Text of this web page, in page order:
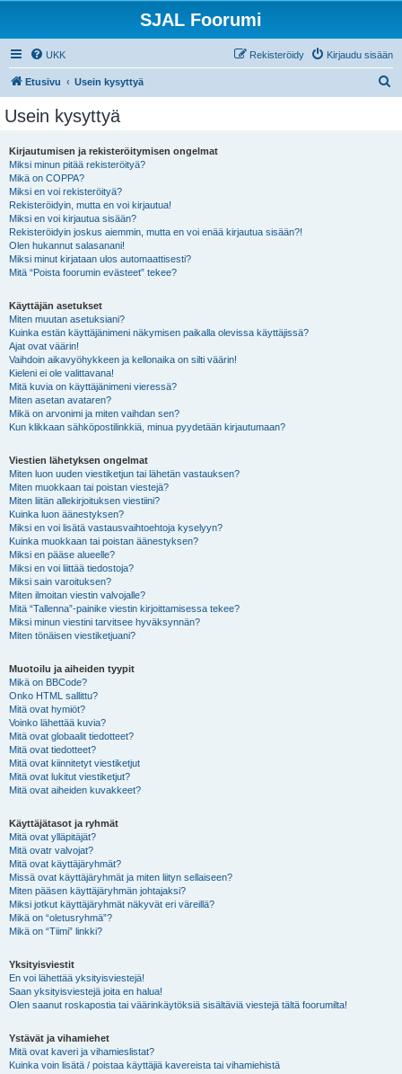
SJAL Foorumi
UKK Kirjaudu sisään
Rekisteröidy
Etusivu Usein kysyttyä
Usein kysyttyä
Kirjautumisen ja rekisteröitymisen ongelmat
Miksi minun pitää rekisteröityä?
Mikä on COPPA?
Miksi en voi rekisteröityä?
Rekisteröidyin, mutta en voi kirjautua!
Miksi en voi kirjautua sisään?
Rekisteröidyin joskus aiemmin, mutta en voi enää kirjautua sisään?!
Olen hukannut salasanani!
Miksi minut kirjataan ulos automaattisesti?
Mitä “Poista foorumin evästeet” tekee?
Käyttäjän asetukset
Miten muutan asetuksiani?
Kuinka estän käyttäjänimeni näkymisen paikalla olevissa käyttäjissä?
Ajat ovat väärin!
Vaihdoin aikavyöhykkeen ja kellonaika on silti väärin!
Kieleni ei ole valittavana!
Mitä kuvia on käyttäjänimeni vieressä?
Miten asetan avataren?
Mikä on arvonimi ja miten vaihdan sen?
Kun klikkaan sähköpostilinkkiä, minua pyydetään kirjautumaan?
Viestien lähetyksen ongelmat
Miten luon uuden viestiketjun tai lähetän vastauksen?
Miten muokkaan tai poistan viestejä?
Miten liitän allekirjoituksen viestiini?
Kuinka luon äänestyksen?
Miksi en voi lisätä vastausvaihtoehtoja kyselyyn?
Kuinka muokkaan tai poistan äänestyksen?
Miksi en pääse alueelle?
Miksi en voi liittää tiedostoja?
Miksi sain varoituksen?
Miten ilmoitan viestin valvojalle?
Mitä “Tallenna”-painike viestin kirjoittamisessa tekee?
Miksi minun viestini tarvitsee hyväksynnän?
Miten tönäisen viestiketjuani?
Muotoilu ja aiheiden tyypit
Mikä on BBCode?
Onko HTML sallittu?
Mitä ovat hymiöt?
Voinko lähettää kuvia?
Mitä ovat globaalit tiedotteet?
Mitä ovat tiedotteet?
Mitä ovat kiinnitetyt viestiketjut
Mitä ovat lukitut viestiketjut?
Mitä ovat aiheiden kuvakkeet?
Käyttäjätasot ja ryhmät
Mitä ovat ylläpitäjät?
Mitä ovatr valvojat?
Mitä ovat käyttäjäryhmät?
Missä ovat käyttäjäryhmät ja miten liityn sellaiseen?
Miten pääsen käyttäjäryhmän johtajaksi?
Miksi jotkut käyttäjäryhmät näkyvät eri väreillä?
Mikä on “oletusryhmä”?
Mikä on “Tiimi” linkki?
Yksityisviestit
En voi lähettää yksityisviestejä!
Saan yksityisviestejä joita en halua!
Olen saanut roskapostia tai väärinkäytöksiä sisältäviä viestejä tältä foorumilta!
Ystävät ja vihamiehet
Mitä ovat kaveri ja vihamieslistat?
Kuinka voin lisätä / poistaa käyttäjiä kavereista tai vihamiehistä